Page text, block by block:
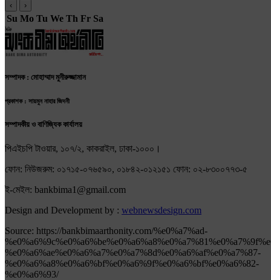
‹ ›
Su Mo Tu We Th Fr Sa
সম্পাদক : মোহাম্মাদ মুনীরুজ্জামান
প্রকাশক : সায়মুন নাহার জিদনী
সম্পাদকীয় ও বাণিজ্যিক কার্যালয়
পিএইচপি টাওয়ার, ১০৭/২, কাকরাইল, ঢাকা-১০০০।
ফোন: নিউজরুম: ০১৭১৫-০৭৬৫৯০, ০১৮৪২-০১২১৫১ ফোন: ০২-৮৩০০৭৭৩-৫
ই-মেইল: bankbima1@gmail.com
Design and Development by : webnewsdesign.com
Source: https://bankbimaarthonity.com/%e0%a7%ad-
%e0%a6%ae%e0%a6%a7%e0%a7%8d%e0%a6%af%e0%a7%87-
%e0%a6%a8%e0%a6%bf%e0%a6%9f%e0%a6%bf%e0%a6%82-
%e0%a6%93/